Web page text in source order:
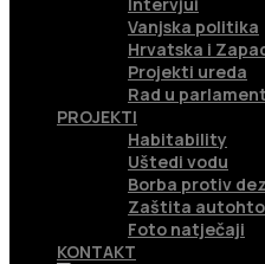
Vanjska politika
Hrvatska i
Projekti ureda
Rad u
PROJEKTI
Habitability
Uštedi vodu
Borba protiv
Zaštita
Foto natječaji
KONTAKT